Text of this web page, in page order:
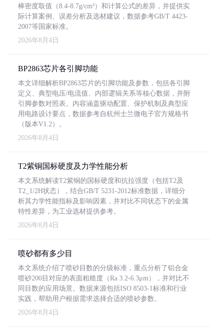
棒密度取值（8.4-8.7g/cm³）和计算公式的差异，并提供实
际计算案例、误差分析及选材建议，数据参考GB/T 4423-
2007等国家标准。
2026年8月4日
BP2863芯片各引脚功能
本文详细解析BP2863芯片的引脚功能及参数，包括各引脚
定义、典型电压/电流值、内部逻辑关系等核心数据，并附
引脚参数对照表。内容涵盖驱动配置、保护机制及典型应
用电路设计要点，数据参考自杭州士兰微电子官方规格书
（版本V1.2）。
2026年8月4日
T2紫铜国标硬度及力学性能分析
本文系统解读T2紫铜的国标硬度和抗拉强度（包括T2及
T2_1/2H状态），结合GB/T 5231-2012标准数据，详细分
析其力学性能指标及影响因素，并对比不同状态下的金属
特性差异，为工业选材提供参考。
2026年8月4日
喷砂都有多少目
本文系统介绍了喷砂目数的分级标准，重点分析了铝合金
喷砂200目对应的表面粗糙度（Ra 3.2-6.3μm），并对比不
同目数的应用场景。数据来源包括ISO 8503-1标准和行业
实践，帮助用户根据需求选择合适的喷砂参数。
2026年8月4日